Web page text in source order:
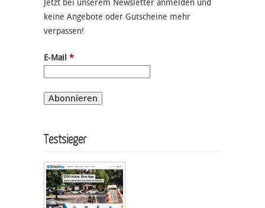
Jetzt bei unserem Newsletter anmelden und
keine Angebote oder Gutscheine mehr
verpassen!
E-Mail *
Testsieger